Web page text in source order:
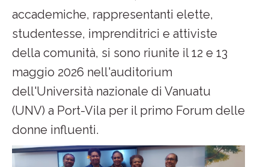
accademiche, rappresentanti elette,
studentesse, imprenditrici e attiviste
della comunità, si sono riunite il 12 e 13
maggio 2026 nell'auditorium
dell'Università nazionale di Vanuatu
(UNV) a Port-Vila per il primo Forum delle
donne influenti.